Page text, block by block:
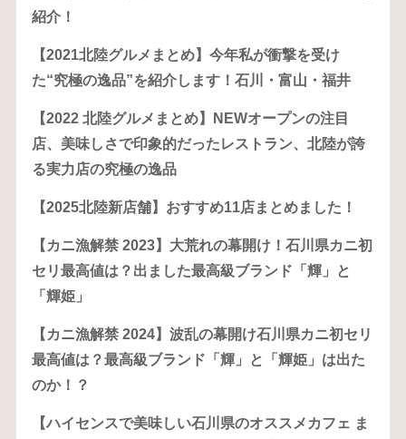
紹介！
【2021北陸グルメまとめ】今年私が衝撃を受け
た“究極の逸品”を紹介します！石川・富山・福井
【2022 北陸グルメまとめ】NEWオープンの注目
店、美味しさで印象的だったレストラン、北陸が誇
る実力店の究極の逸品
【2025北陸新店舗】おすすめ11店まとめました！
【カニ漁解禁 2023】大荒れの幕開け！石川県カニ初
セリ最高値は？出ました最高級ブランド「輝」と
「輝姫」
【カニ漁解禁 2024】波乱の幕開け石川県カニ初セリ
最高値は？最高級ブランド「輝」と「輝姫」は出た
のか！？
【ハイセンスで美味しい石川県のオススメカフェ ま